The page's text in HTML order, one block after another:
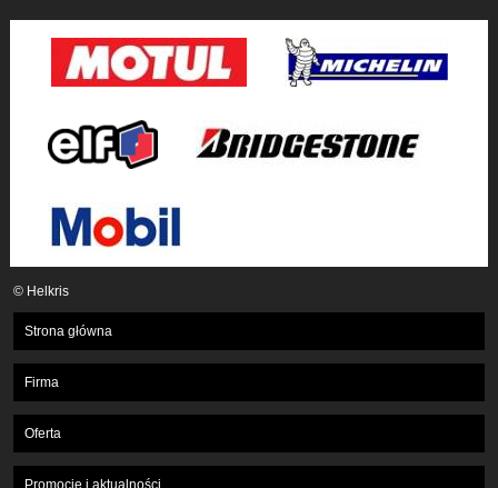
© Helkris
Strona główna
Firma
Oferta
Promocje i aktualności